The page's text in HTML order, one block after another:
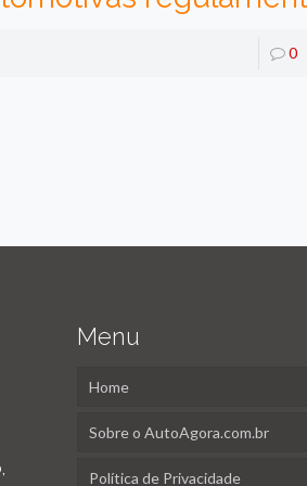
0
Menu
Home
Sobre o AutoAgora.com.br
Política de Privacidade